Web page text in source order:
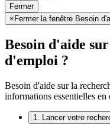
Fermer
× Fermer la fenêtre Besoin
Besoin d'aide
d'emploi ?
Besoin d'aide sur la
informations essentielles
1. Lancer votre